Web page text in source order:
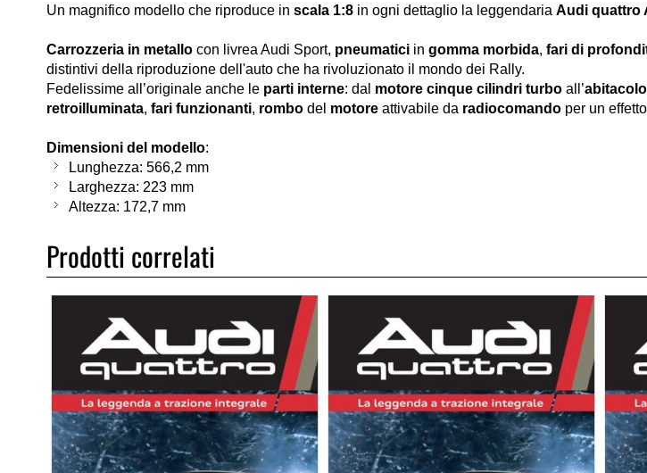
immagini
Un magnifico modello che riproduce in scala 1:8 in ogni dettaglio la leggendaria Audi quattro
Carrozzeria in metallo con livrea Audi Sport, pneumatici in gomma morbida, fari di
distintivi della riproduzione dell'auto che ha rivoluzionato il mondo dei Rally.
Fedelissime all’originale anche le parti interne: dal motore cinque cilindri turbo all’abitacolo
retroilluminata, fari funzionanti, rombo del motore attivabile da radiocomando per un
Dimensioni del modello:
Lunghezza: 566,2 mm
Larghezza: 223 mm
Altezza: 172,7 mm
Prodotti correlati